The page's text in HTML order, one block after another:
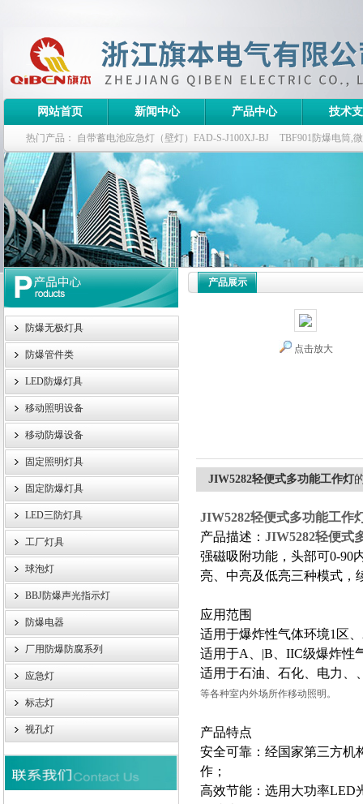
浙江旗本电气有限公司
网站首页 新闻中心 产品中心 技术
热门产品： 自带蓄电池应急灯（壁灯）FAD-S-J100XJ-BJ TBF901防爆电筒,
栏式无极灯 G9960-W120W长寿无极工厂灯,三防无极灯
防爆泛光灯
防爆无极灯具
防爆管件类
LED防爆灯具
移动照明设备
移动防爆设备
固定照明灯具
固定防爆灯具
LED三防灯具
工厂灯具
球泡灯
BBJ防爆声光指示灯
防爆电器
厂用防爆防腐系列
应急灯
标志灯
视孔灯
产品展示
点击放大
JIW5282轻便式多功能工作灯
JIW5282轻便式多功能工作
产品描述： JIW5282轻便式
强磁吸附功能，头部可0-90
亮、中亮及低亮三种模式，
应用范围
适用于爆炸性气体环境1区
适用于A、|B、IIC级爆炸性
适用于石油、石化、电力、
等各种室内外场所作移动照明。
产品特点
安全可靠：经国家第三方机
作；
高效节能：选用大功率LED